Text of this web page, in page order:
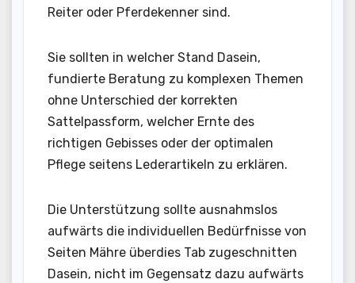
Reiter oder Pferdekenner sind.
Sie sollten in welcher Stand Dasein,
fundierte Beratung zu komplexen Themen
ohne Unterschied der korrekten
Sattelpassform, welcher Ernte des
richtigen Gebisses oder der optimalen
Pflege seitens Lederartikeln zu erklären.
Die Unterstützung sollte ausnahmslos
aufwärts die individuellen Bedürfnisse von
Seiten Mähre überdies Tab zugeschnitten
Dasein, nicht im Gegensatz dazu aufwärts